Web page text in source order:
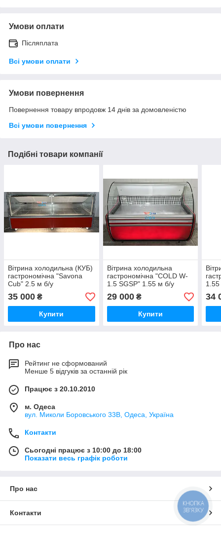
Умови оплати
Післяплата
Всі умови оплати
Умови повернення
Повернення товару впродовж 14 днів за домовленістю
Всі умови повернення
Подібні товари компанії
Вітрина холодильна (КУБ)
гастрономічна "Savona
Cub" 2.5 м б/у
35 000 ₴
Купити
Вітрина холодильна
гастрономічна "COLD W-
1.5 SGSP" 1.55 м б/у
29 000₴
Купити
34
Про нас
Рейтинг не сформований
Менше 5 відгуків за останній рік
Працює з 20.10.2010
м. Одеса
вул. Миколи Боровського 33В, Одеса, Україна
Контакти
Сьогодні працює з 10:00 до 18:00
Показати весь графік роботи
Про нас
Контакти
КНОПКА
ЗВ'ЯЗКУ